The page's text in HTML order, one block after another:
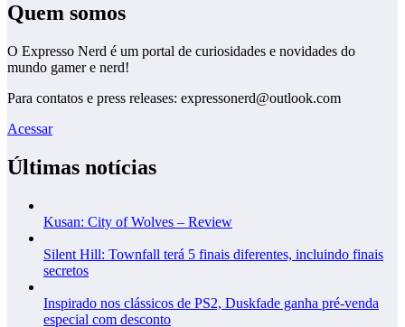
Quem somos
O Expresso Nerd é um portal de curiosidades e novidades do
mundo gamer e nerd!
Para contatos e press releases: expressonerd@outlook.com
Acessar
Últimas notícias
Kusan: City of Wolves – Review
Silent Hill: Townfall terá 5 finais diferentes, incluindo finais
secretos
Inspirado nos clássicos de PS2, Duskfade ganha pré-venda
especial com desconto